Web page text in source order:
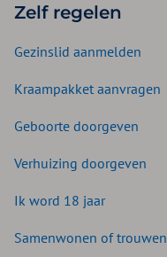
Zelf regelen
Gezinslid aanmelden
Kraampakket aanvragen
Geboorte doorgeven
Verhuizing doorgeven
Ik word 18 jaar
Samenwonen of trouwen